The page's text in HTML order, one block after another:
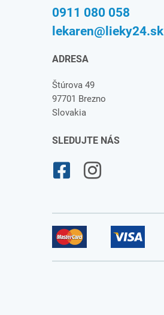
0911 080 058
lekaren@lieky24.sk
ADRESA
Štúrova 49
97701 Brezno
Slovakia
SLEDUJTE NÁS